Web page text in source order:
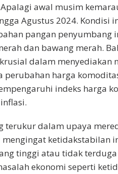
awal musim
Agustus 2024. Kondisi
pangan penyumbang
dan bawang merah.
dalam menyediakan
perubahan harga
indeks harga
terukur dalam upaya
ketidakstabilan
tinggi atau tidak
ekonomi seperti